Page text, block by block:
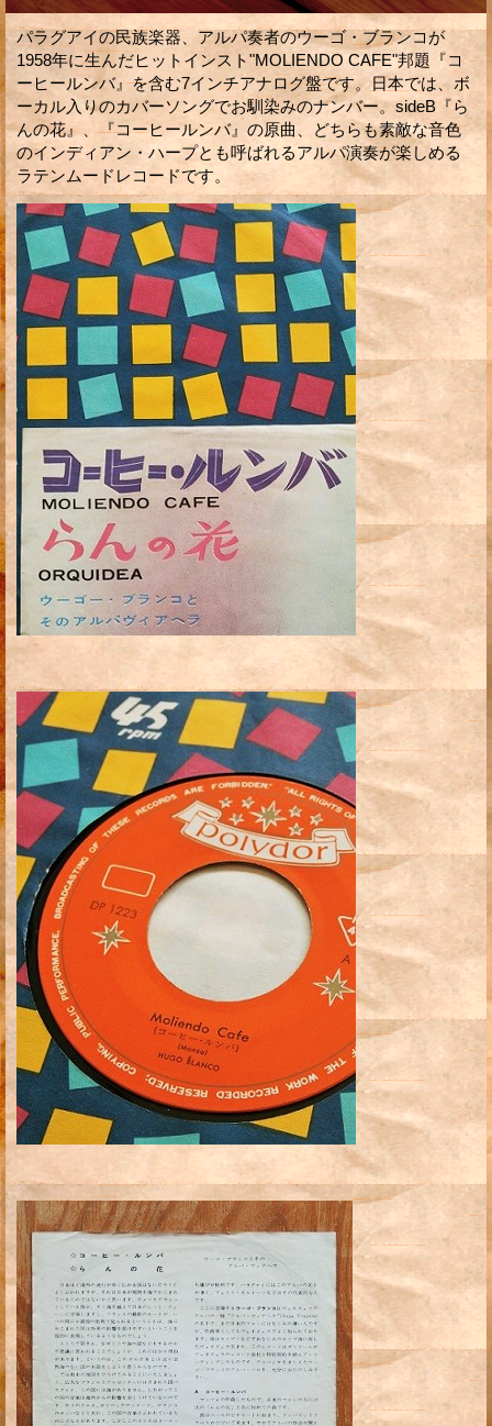
パラグアイの民族楽器、アルパ奏者のウーゴ・ブランコが
1958年に生んだヒットインスト"MOLIENDO CAFE"邦題『コ
ーヒールンバ』を含む7インチアナログ盤です。日本では、ボ
ーカル入りのカバーソングでお馴染みのナンバー。sideB『ら
んの花』、『コーヒールンバ』の原曲、どちらも素敵な音色
のインディアン・ハープとも呼ばれるアルパ演奏が楽しめる
ラテンムードレコードです。